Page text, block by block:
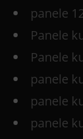
panele
Panele
Panele
panele
panele
panele